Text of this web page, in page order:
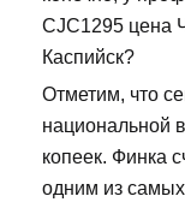
CJC1295 цена
Каспийск?
Отметим, что
национальной
копеек. Финка
одним из